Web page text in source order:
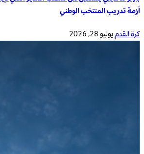
أزمة تدريب المنتخب الوطني
كرة القدميوليو 28, 2026